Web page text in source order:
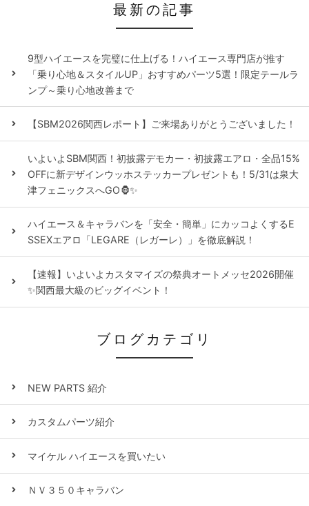
最新の記事
9型ハイエースを完璧に仕上げる！ハイエース専門店が推す
「乗り心地＆スタイルUP」おすすめパーツ5選！限定テールラ
ンプ～乗り心地改善まで
【SBM2026関西レポート】ご来場ありがとうございました！
いよいよSBM関西！初披露デモカー・初披露エアロ・全品15%
OFFに新デザインウッホステッカープレゼントも！5/31は泉大
津フェニックスへGO🦍✨
ハイエース＆キャラバンを「安全・簡単」にカッコよくするE
SSEXエアロ「LEGARE（レガーレ）」を徹底解説！
【速報】いよいよカスタマイズの祭典オートメッセ2026開催
✨関西最大級のビッグイベント！
ブログカテゴリ
NEW PARTS 紹介
カスタムパーツ紹介
マイケル ハイエースを買いたい
ＮＶ３５０キャラバン